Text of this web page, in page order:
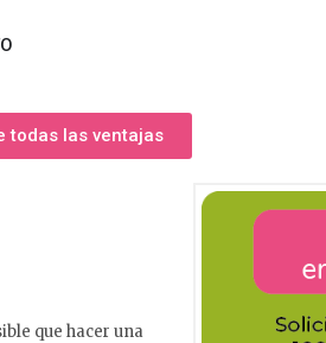
todas las ventajas
que hacer una